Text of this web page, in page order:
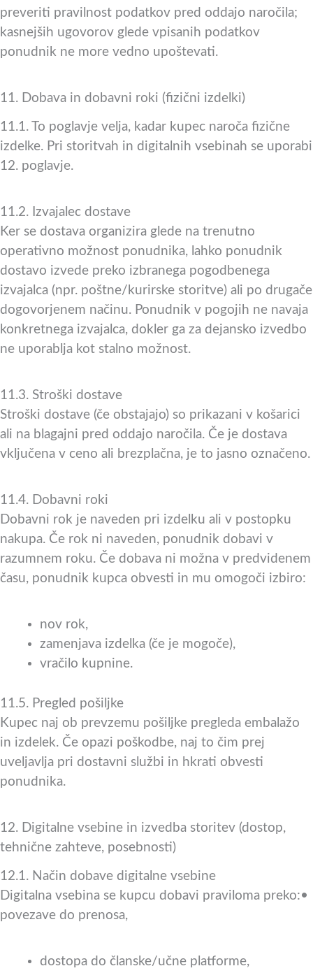
preveriti pravilnost podatkov pred oddajo naročila;
kasnejših ugovorov glede vpisanih podatkov
ponudnik ne more vedno upoštevati.
11. Dobava in dobavni roki (fizični izdelki)
11.1. To poglavje velja, kadar kupec naroča fizične
izdelke. Pri storitvah in digitalnih vsebinah se uporabi
12. poglavje.
11.2. Izvajalec dostave
Ker se dostava organizira glede na trenutno
operativno možnost ponudnika, lahko ponudnik
dostavo izvede preko izbranega pogodbenega
izvajalca (npr. poštne/kurirske storitve) ali po drugače
dogovorjenem načinu. Ponudnik v pogojih ne navaja
konkretnega izvajalca, dokler ga za dejansko izvedbo
ne uporablja kot stalno možnost.
11.3. Stroški dostave
Stroški dostave (če obstajajo) so prikazani v košarici
ali na blagajni pred oddajo naročila. Če je dostava
vključena v ceno ali brezplačna, je to jasno označeno.
11.4. Dobavni roki
Dobavni rok je naveden pri izdelku ali v postopku
nakupa. Če rok ni naveden, ponudnik dobavi v
razumnem roku. Če dobava ni možna v predvidenem
času, ponudnik kupca obvesti in mu omogoči izbiro:
nov rok,
zamenjava izdelka (če je mogoče),
vračilo kupnine.
11.5. Pregled pošiljke
Kupec naj ob prevzemu pošiljke pregleda embalažo
in izdelek. Če opazi poškodbe, naj to čim prej
uveljavlja pri dostavni službi in hkrati obvesti
ponudnika.
12. Digitalne vsebine in izvedba storitev (dostop,
tehnične zahteve, posebnosti)
12.1. Način dobave digitalne vsebine
Digitalna vsebina se kupcu dobavi praviloma preko:•
povezave do prenosa,
dostopa do članske/učne platforme,